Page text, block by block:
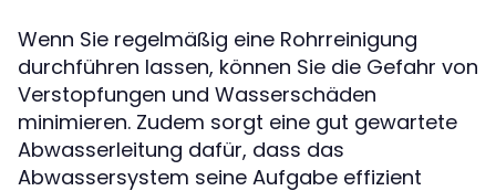
Wenn Sie regelmäßig eine Rohrreinigung
durchführen lassen, können Sie die Gefahr von
Verstopfungen und Wasserschäden
minimieren. Zudem sorgt eine gut gewartete
Abwasserleitung dafür, dass das
Abwassersystem seine Aufgabe effizient